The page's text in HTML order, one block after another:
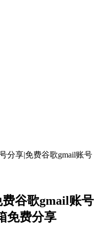
分享|免费谷歌gmail账号
谷歌gmail账号
免费分享